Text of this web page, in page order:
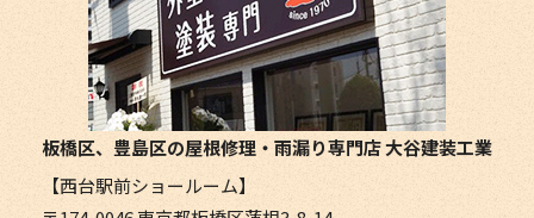
板橋区、豊島区の屋根修理・雨漏り専門店大谷建装工業
【西台駅前ショールーム】